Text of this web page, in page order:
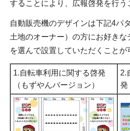
することにより、広報啓発を行う
自動販売機のデザインは下記4パ
土地のオーナー）の方にお好き
を選んで設置していただくことが
1.自転車利用に関する啓発
（もずやんバージョン）
2.
発